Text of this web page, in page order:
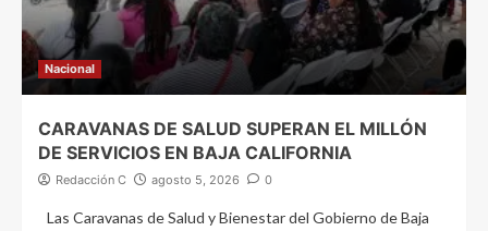
Nacional
CARAVANAS DE SALUD SUPERAN EL MILLÓN
DE SERVICIOS EN BAJA CALIFORNIA
Redacción C agosto 5, 2026 0
Las Caravanas de Salud y Bienestar del Gobierno de Baja